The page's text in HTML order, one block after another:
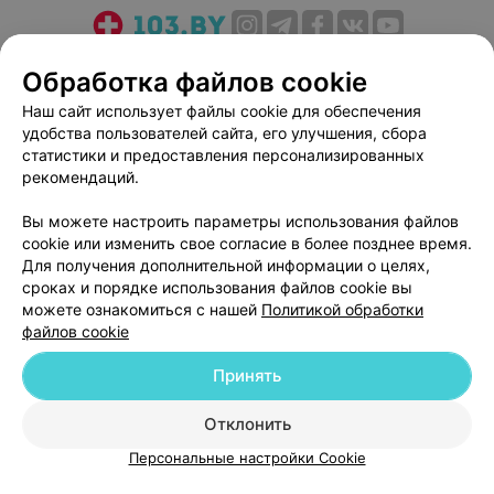
Медицинский маркетинг
Публичный договор
Пользовательское соглашение
Способы оплаты
Вакансии
Партнеры
Написать руководителю 103.by
Персональные настройки cookie
Обработка персональных данных
© 2026 ООО «Артокс Лаб», УНП 191700409| 220012, Республика Беларусь,
г. Минск, улица Толбухина, 2, пом. 16 | help@103.by
Обработка файлов cookie
Наш сайт использует файлы cookie для обеспечения
удобства пользователей сайта, его улучшения, сбора
статистики и предоставления персонализированных
рекомендаций.
Вы можете настроить параметры использования файлов
cookie или изменить свое согласие в более позднее время.
Для получения дополнительной информации о целях,
сроках и порядке использования файлов cookie вы
можете ознакомиться с нашей Политикой обработки
файлов cookie
Отклонить
Принять
Персональные настройки Cookie